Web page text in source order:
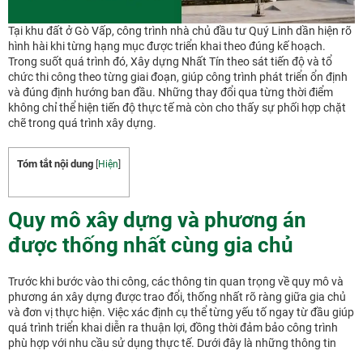
Tại khu đất ở Gò Vấp, công trình nhà chủ đầu tư Quý Linh dần hiện rõ
hình hài khi từng hạng mục được triển khai theo đúng kế hoạch.
Trong suốt quá trình đó, Xây dựng Nhất Tín theo sát tiến độ và tổ
chức thi công theo từng giai đoạn, giúp công trình phát triển ổn định
và đúng định hướng ban đầu. Những thay đổi qua từng thời điểm
không chỉ thể hiện tiến độ thực tế mà còn cho thấy sự phối hợp chặt
chẽ trong quá trình xây dựng.
Tóm tắt nội dung Hiện
Quy mô xây dựng và phương án
được thống nhất cùng gia chủ
Trước khi bước vào thi công, các thông tin quan trọng về quy mô và
phương án xây dựng được trao đổi, thống nhất rõ ràng giữa gia chủ
và đơn vị thực hiện. Việc xác định cụ thể từng yếu tố ngay từ đầu giúp
quá trình triển khai diễn ra thuận lợi, đồng thời đảm bảo công trình
phù hợp với nhu cầu sử dụng thực tế. Dưới đây là những thông tin